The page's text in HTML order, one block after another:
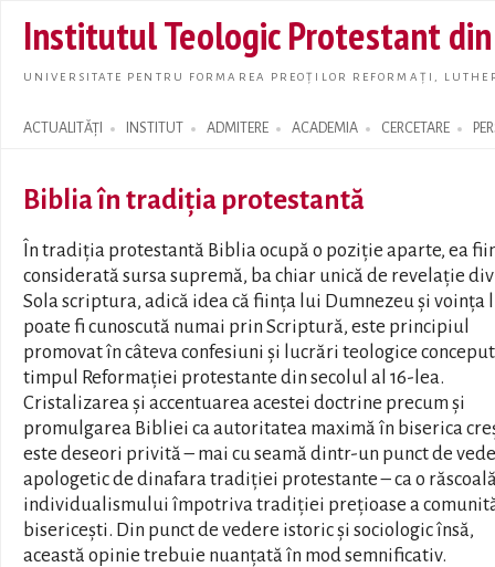
main
Institutul Teologic Protestant
UNIVERSITATE PENTRU FORMAREA PREOȚILOR REFORMAȚI,
ACTUALITĂȚI INSTITUT ADMITERE ACADEMIA CERCETARE
Search form
Biblia în tradiția protestantă
În tradiția protestantă Biblia ocupă o poziție aparte, ea
considerată sursa supremă, ba chiar unică de revelație
Sola scriptura, adică idea că ființa lui Dumnezeu și voința
poate fi cunoscută numai prin Scriptură, este principiul
promovat în câteva confesiuni și lucrări teologice
timpul Reformației protestante din secolul al 16-lea.
Cristalizarea și accentuarea acestei doctrine precum și
promulgarea Bibliei ca autoritatea maximă în biserica
este deseori privită – mai cu seamă dintr-un punct de
apologetic de dinafara tradiției protestante – ca o
individualismului împotriva tradiției prețioase a
bisericești. Din punct de vedere istoric și sociologic însă,
această opinie trebuie nuanțată în mod semnificativ.